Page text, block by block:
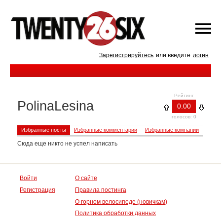
Зарегистрируйтесь или введите логин
Рейтинг
0.00
голосов: 0
PolinaLesina
Избранные посты Избранные комментарии Избранные компании
Сюда еще никто не успел написать
Войти
Регистрация
О сайте
Правила постинга
О горном велосипеде (новичкам)
Политика обработки данных